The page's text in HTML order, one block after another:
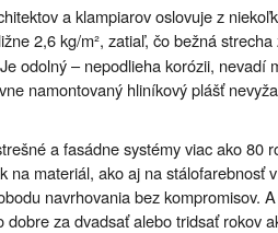
a klampiarov oslovuje z
2,6 kg/m², zatiaľ, čo bežná
odolný – nepodlieha korózii, nevadí
namontovaný hliníkový plášť
a fasádne systémy viac ako 80
na materiál, ako aj na stálofarebnosť
navrhovania bez kompromisov.
za dvadsať alebo tridsať rokov